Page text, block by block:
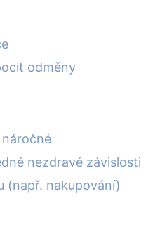
odměny
nezdravé závislosti
(např. nakupování)